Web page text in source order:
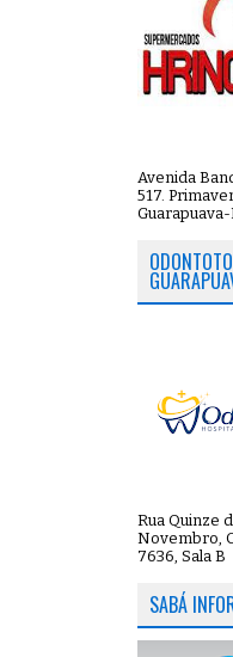
Avenida
517.
Rua Quinze
Novembro,
7636, Sala B
SABÁ